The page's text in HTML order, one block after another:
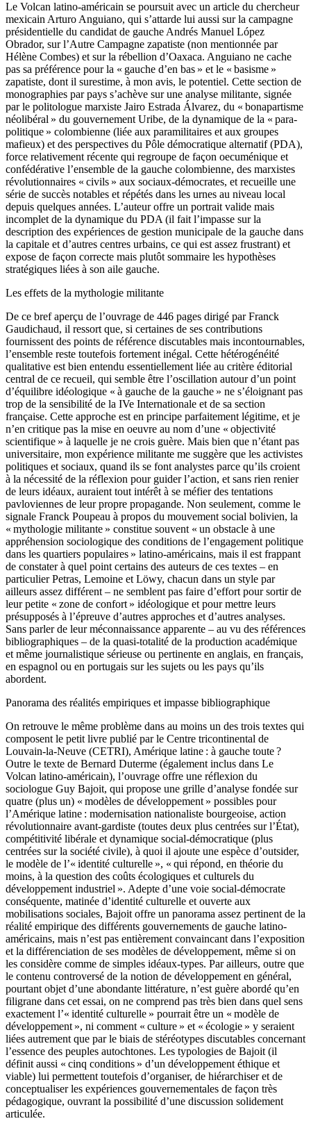
Le Volcan latino-américain se poursuit avec un article du chercheur
mexicain Arturo Anguiano, qui s’attarde lui aussi sur la campagne
présidentielle du candidat de gauche Andrés Manuel López
Obrador, sur l’Autre Campagne zapatiste (non mentionnée par
Hélène Combes) et sur la rébellion d’Oaxaca. Anguiano ne cache
pas sa préférence pour la « gauche d’en bas » et le « basisme »
zapatiste, dont il surestime, à mon avis, le potentiel. Cette section de
monographies par pays s’achève sur une analyse militante, signée
par le politologue marxiste Jairo Estrada Álvarez, du « bonapartisme
néolibéral » du gouvernement Uribe, de la dynamique de la « para-
politique » colombienne (liée aux paramilitaires et aux groupes
mafieux) et des perspectives du Pôle démocratique alternatif (PDA),
force relativement récente qui regroupe de façon oecuménique et
confédérative l’ensemble de la gauche colombienne, des marxistes
révolutionnaires « civils » aux sociaux-démocrates, et recueille une
série de succès notables et répétés dans les urnes au niveau local
depuis quelques années. L’auteur offre un portrait valide mais
incomplet de la dynamique du PDA (il fait l’impasse sur la
description des expériences de gestion municipale de la gauche dans
la capitale et d’autres centres urbains, ce qui est assez frustrant) et
expose de façon correcte mais plutôt sommaire les hypothèses
stratégiques liées à son aile gauche.
Les effets de la mythologie militante
De ce bref aperçu de l’ouvrage de 446 pages dirigé par Franck
Gaudichaud, il ressort que, si certaines de ses contributions
fournissent des points de référence discutables mais incontournables,
l’ensemble reste toutefois fortement inégal. Cette hétérogénéité
qualitative est bien entendu essentiellement liée au critère éditorial
central de ce recueil, qui semble être l’oscillation autour d’un point
d’équilibre idéologique « à gauche de la gauche » ne s’éloignant pas
trop de la sensibilité de la IVe Internationale et de sa section
française. Cette approche est en principe parfaitement légitime, et je
n’en critique pas la mise en oeuvre au nom d’une « objectivité
scientifique » à laquelle je ne crois guère. Mais bien que n’étant pas
universitaire, mon expérience militante me suggère que les activistes
politiques et sociaux, quand ils se font analystes parce qu’ils croient
à la nécessité de la réflexion pour guider l’action, et sans rien renier
de leurs idéaux, auraient tout intérêt à se méfier des tentations
pavloviennes de leur propre propagande. Non seulement, comme le
signale Franck Poupeau à propos du mouvement social bolivien, la
« mythologie militante » constitue souvent « un obstacle à une
appréhension sociologique des conditions de l’engagement politique
dans les quartiers populaires » latino-américains, mais il est frappant
de constater à quel point certains des auteurs de ces textes – en
particulier Petras, Lemoine et Löwy, chacun dans un style par
ailleurs assez différent – ne semblent pas faire d’effort pour sortir de
leur petite « zone de confort » idéologique et pour mettre leurs
présupposés à l’épreuve d’autres approches et d’autres analyses.
Sans parler de leur méconnaissance apparente – au vu des références
bibliographiques – de la quasi-totalité de la production académique
et même journalistique sérieuse ou pertinente en anglais, en français,
en espagnol ou en portugais sur les sujets ou les pays qu’ils
abordent.
Panorama des réalités empiriques et impasse bibliographique
On retrouve le même problème dans au moins un des trois textes qui
composent le petit livre publié par le Centre tricontinental de
Louvain-la-Neuve (CETRI), Amérique latine : à gauche toute ?
Outre le texte de Bernard Duterme (également inclus dans Le
Volcan latino-américain), l’ouvrage offre une réflexion du
sociologue Guy Bajoit, qui propose une grille d’analyse fondée sur
quatre (plus un) « modèles de développement » possibles pour
l’Amérique latine : modernisation nationaliste bourgeoise, action
révolutionnaire avant-gardiste (toutes deux plus centrées sur l’État),
compétitivité libérale et dynamique social-démocratique (plus
centrées sur la société civile), à quoi il ajoute une espèce d’outsider,
le modèle de l’« identité culturelle », « qui répond, en théorie du
moins, à la question des coûts écologiques et culturels du
développement industriel ». Adepte d’une voie social-démocrate
conséquente, matinée d’identité culturelle et ouverte aux
mobilisations sociales, Bajoit offre un panorama assez pertinent de la
réalité empirique des différents gouvernements de gauche latino-
américains, mais n’est pas entièrement convaincant dans l’exposition
et la différenciation de ses modèles de développement, même si on
les considère comme de simples idéaux-types. Par ailleurs, outre que
le contenu controversé de la notion de développement en général,
pourtant objet d’une abondante littérature, n’est guère abordé qu’en
filigrane dans cet essai, on ne comprend pas très bien dans quel sens
exactement l’« identité culturelle » pourrait être un « modèle de
développement », ni comment « culture » et « écologie » y seraient
liées autrement que par le biais de stéréotypes discutables concernant
l’essence des peuples autochtones. Les typologies de Bajoit (il
définit aussi « cinq conditions » d’un développement éthique et
viable) lui permettent toutefois d’organiser, de hiérarchiser et de
conceptualiser les expériences gouvernementales de façon très
pédagogique, ouvrant la possibilité d’une discussion solidement
articulée.